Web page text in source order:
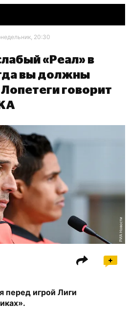
20:30
«Реал» в
вы должны
говорит
РИА Новости
перед игрой Лиги